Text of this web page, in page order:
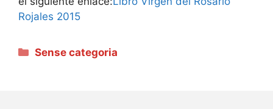
Rojales 2015
Categories
Sense categoria